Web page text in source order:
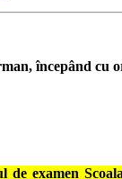
începând cu
de examen